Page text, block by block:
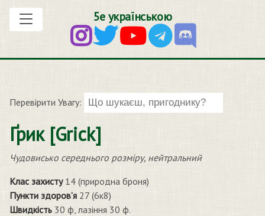
5е українською
Перевірити Увагу:
Ґрик [Grick]
Чудовисько середнього розміру, нейтральний
Клас захисту14 (природна броня)
Пункти здоров’я 27 (6к8)
Швидкість 30 ф, лазіння 30 ф.